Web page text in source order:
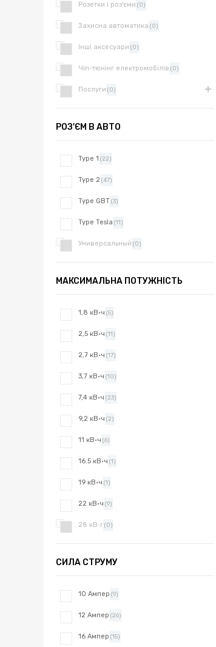
Розетки і роз'єми (0)
Захисна автоматика (0)
Інші аксесуари (0)
Чіп-тюнінг електромобілів (0)
Послуги (0)
РОЗ'ЄМ В АВТО
Type 1 (22)
Type 2 (47)
Type GBT(3)
Type Tesla (11)
Универсальный (0)
МАКСИМАЛЬНА ПОТУЖНІСТЬ
1,8 кВ·ч (5)
2,5 кВ·ч (11)
2,7 кВ·ч (17)
3,7 кВ·ч (10)
7,4 кВ·ч (23)
9,2 кВ·ч (2)
11 кВ·ч (6)
16.5 кВ·ч (1)
19 кВ·ч (1)
22 кВ·ч (9)
28 кВ⋅г(0)
СИЛА СТРУМУ
10 Ампер (9)
12 Ампер (26)
16 Ампер (15)